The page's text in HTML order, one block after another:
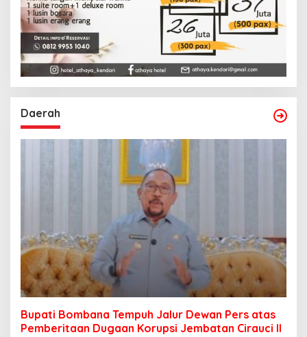
Daerah
Bupati Bombana Tempuh Jalur Dewan Pers atas
Pemberitaan Dugaan Korupsi Jembatan Cirauci II